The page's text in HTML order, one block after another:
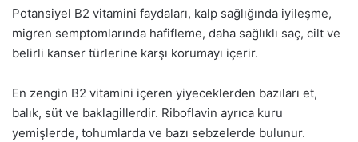
Potansiyel B2 vitamini faydaları, kalp sağlığında iyileşme,
migren semptomlarında hafifleme, daha sağlıklı saç, cilt ve
belirli kanser türlerine karşı korumayı içerir.
En zengin B2 vitamini içeren yiyeceklerden bazıları et,
balık, süt ve baklagillerdir. Riboflavin ayrıca kuru
yemişlerde, tohumlarda ve bazı sebzelerde bulunur.